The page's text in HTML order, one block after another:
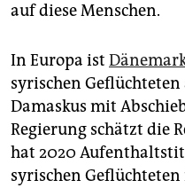
auf diese Menschen.
In Europa ist
syrischen
Damaskus mit
Regierung schätzt die
hat 2020
syrischen